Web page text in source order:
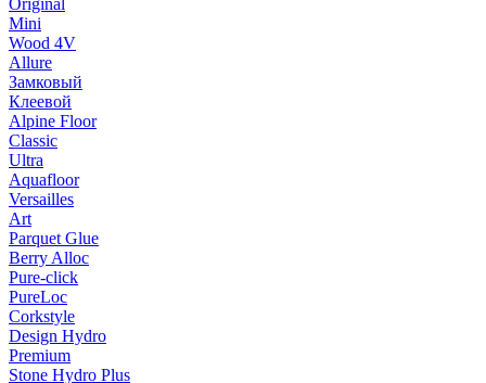
Original
Mini
Wood 4V
Allure
Замковый
Клеевой
Alpine Floor
Classic
Ultra
Aquafloor
Versailles
Art
Parquet Glue
Berry Alloc
Pure-click
PureLoc
Corkstyle
Design Hydro
Premium
Stone Hydro Plus